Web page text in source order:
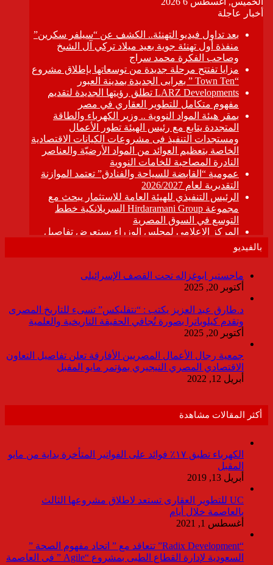
بالفيديو
ماجستير ابوغزاله تحت القصف الإسرائيلى
أكتوبر 20, 2025
د.طارق عبد العزيز يكتب : “نتفليكس” تسىء للتاريخ المصرى
وتقدم كيلوباترا بصورة تُجافي الحقيقة التاريخية والعلمية
أكتوبر 20, 2025
جمعية رجال الأعمال المصريين الأفارقة تعلن تفاصيل التعاون
الاقتصادي المصري النيجيري بمؤتمر مايو المقبل
أبريل 12, 2022
أكثر المقالات مشاهدة
الكهرباء تطبق ١٧٪ فوائد على الفواتير المتأخرة بداية من مايو
المقبل
أبريل 13, 2019
UC للتطوير العقارى تستعد لاطلاق مشروعها الثالث
بالعاصمة خلال أيام
أغسطس 1, 2021
“Radix Development” تتعاقد مع ” اتحاد مفهوم الصحة ”
السعودية لإدارة القطاع الطبى بمشروع “Agile ” فى العاصمة